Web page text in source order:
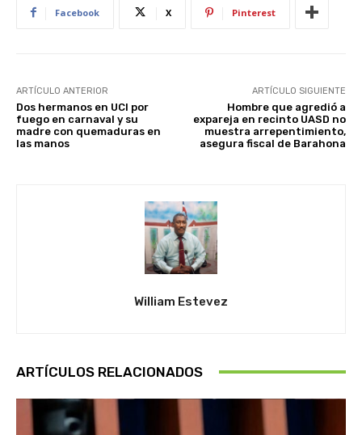
Facebook X Pinterest
ARTÍCULO ANTERIOR
Dos hermanos en UCI por
fuego en carnaval y su
madre con quemaduras en
las manos
ARTÍCULO SIGUIENTE
Hombre que agredió a
expareja en recinto UASD no
muestra arrepentimiento,
asegura fiscal de Barahona
William Estevez
ARTÍCULOS RELACIONADOS